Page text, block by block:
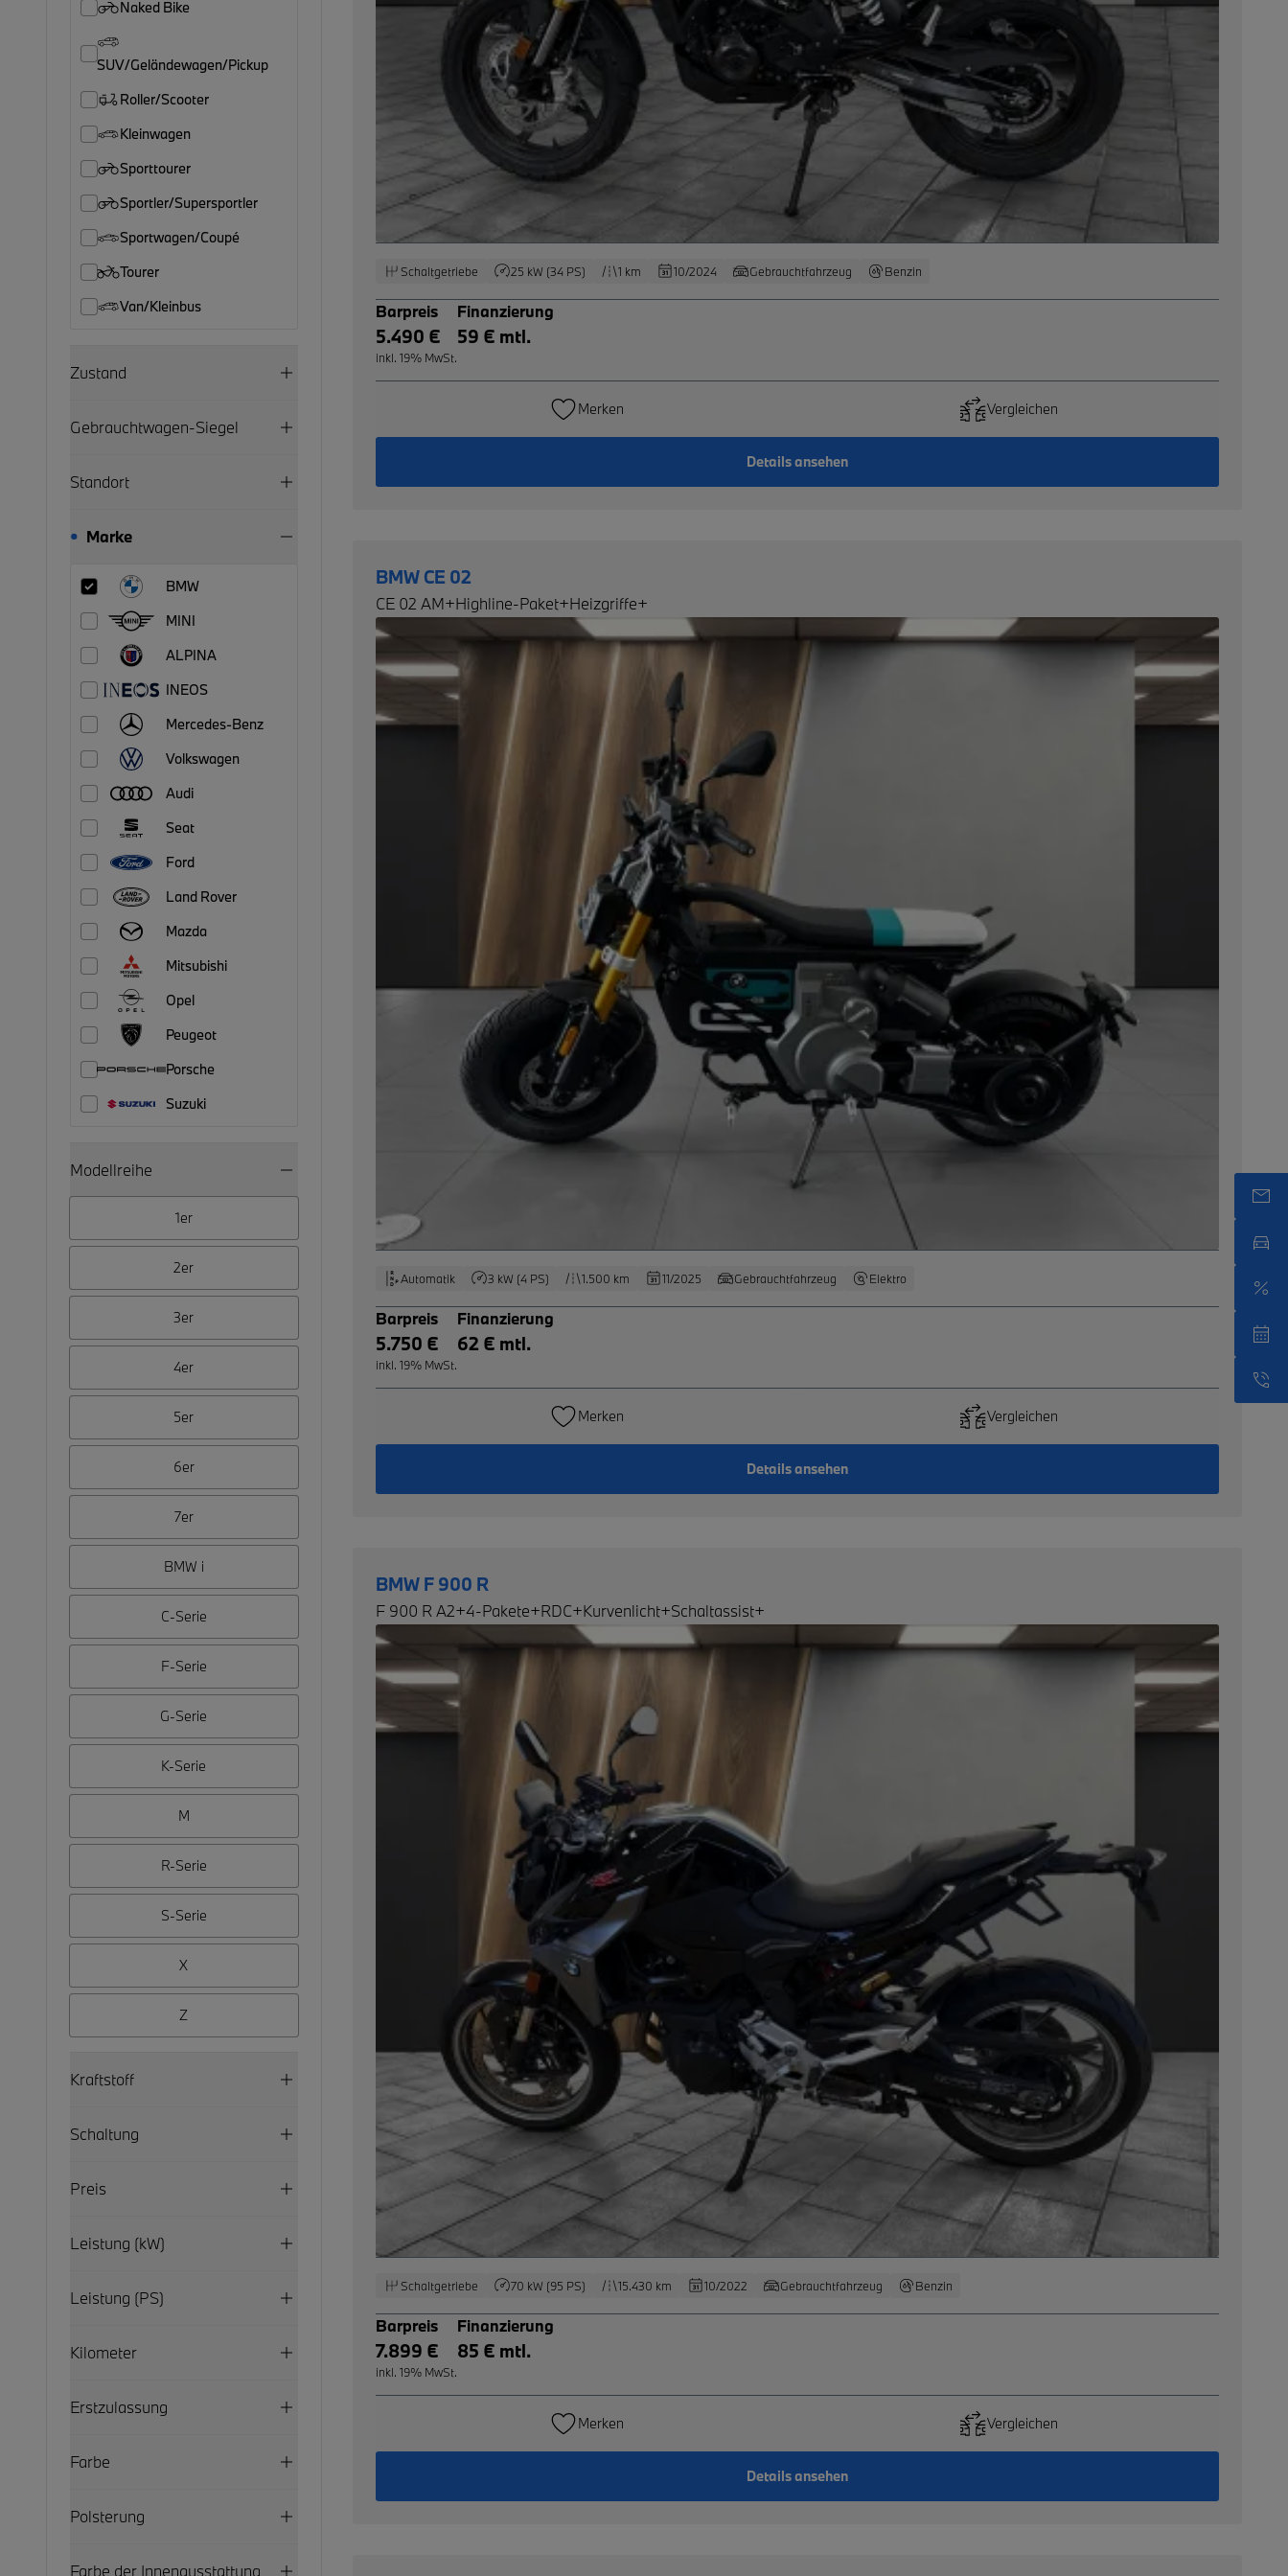
Naked Bike
SUV/Geländewagen/Pickup
Roller/Scooter
Kleinwagen
Sporttourer
Sportler/Supersportler
Sportwagen/Coupé
Tourer
Van/Kleinbus
Zustand
Gebrauchtwagen-Siegel
Standort
Marke
BMW
MINI
ALPINA
INEOS
Mercedes-Benz
Volkswagen
Audi
Seat
Ford
Land Rover
Mazda
Mitsubishi
Opel
Peugeot
Porsche
Suzuki
Modellreihe
1er
2er
3er
4er
5er
6er
7er
BMW i
C-Serie
F-Serie
G-Serie
K-Serie
M
R-Serie
S-Serie
X
Z
Kraftstoff
Schaltung
Preis
Leistung (kW)
Leistung (PS)
Kilometer
Erstzulassung
Farbe
Polsterung
Farbe der Innenausstattung
Schaltgetriebe 25 kW (34 PS) 1 km 10/2024 Gebrauchtfahrzeug Benzin
Barpreis
5.490 €
inkl. 19% MwSt.
Finanzierung
59 € mtl.
Details ansehen
Merken Vergleichen
BMW CE 02
CE 02 AM+Highline-Paket+Heizgriffe+
Automatik 3 kW (4 PS) 1.500 km 11/2025 Gebrauchtfahrzeug Elektro
Barpreis
5.750 €
inkl. 19% MwSt.
Finanzierung
62 € mtl.
Details ansehen
Merken Vergleichen
BMW F 900 R
F 900 R A2+4-Pakete+RDC+Kurvenlicht+Schaltassist+
Schaltgetriebe 70 kW (95 PS) 15.430 km 10/2022 Gebrauchtfahrzeug Benzin
Barpreis
7.899 €
inkl. 19% MwSt.
Finanzierung
85 € mtl.
Details ansehen
Merken Vergleichen